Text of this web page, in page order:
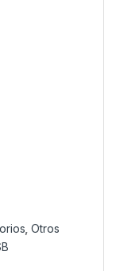
,Otros